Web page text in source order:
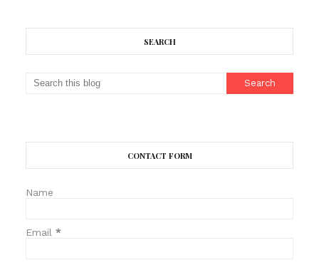
SEARCH
CONTACT FORM
Name
Email *